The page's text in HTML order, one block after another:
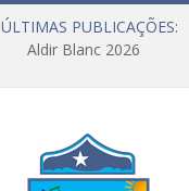
ÚLTIMAS PUBLICAÇÕES:
Aldir Blanc 2026